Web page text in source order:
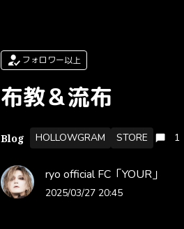
フォロワー以上
布教＆流布
Blog HOLLOWGRAM STORE 1
ryo official FC「YOUR」
2025/03/27 20:45